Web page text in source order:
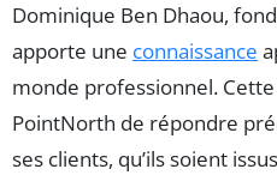
Dominique Ben Dhaou,
apporte une connaissance
monde professionnel.
PointNorth de répondre
ses clients, qu’ils soient